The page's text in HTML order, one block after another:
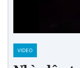
VIDEO